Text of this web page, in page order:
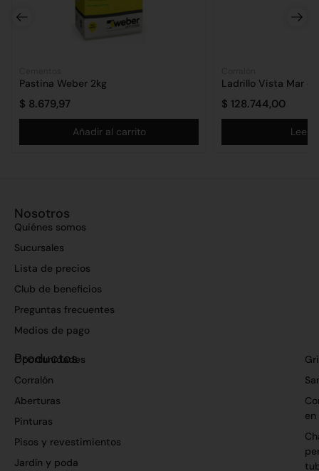
Pastina Weber 2kg
$ 8.679,97
Añadir al carrito
Ladrillo Vista Mar
$ 128.744,00
Leer
Nosotros
Quiénes somos
Sucursales
Lista de precios
Club de beneficios
Preguntas frecuentes
Medios de pago
Productos
Oportunidades
Corralón
Aberturas
Pinturas
Pisos y revestimientos
Jardín y poda
en